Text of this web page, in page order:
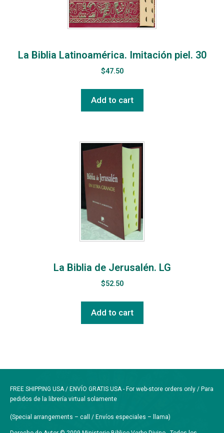
La Biblia Latinoamérica. Imitación piel. 30
$47.50
Add to cart
La Biblia de Jerusalén. LG
$52.50
Add to cart
FREE SHIPPING USA / ENVÍO GRATIS USA - For web-store orders only / Para
pedidos de la librería virtual solamente
(Special arrangements – call / Envíos especiales – llama)